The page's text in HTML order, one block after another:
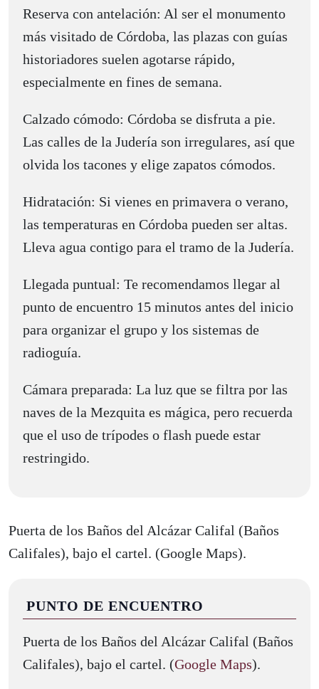
Reserva con antelación: Al ser el monumento
más visitado de Córdoba, las plazas con guías
historiadores suelen agotarse rápido,
especialmente en fines de semana.
Calzado cómodo: Córdoba se disfruta a pie.
Las calles de la Judería son irregulares, así que
olvida los tacones y elige zapatos cómodos.
Hidratación: Si vienes en primavera o verano,
las temperaturas en Córdoba pueden ser altas.
Lleva agua contigo para el tramo de la Judería.
Llegada puntual: Te recomendamos llegar al
punto de encuentro 15 minutos antes del inicio
para organizar el grupo y los sistemas de
radioguía.
Cámara preparada: La luz que se filtra por las
naves de la Mezquita es mágica, pero recuerda
que el uso de trípodes o flash puede estar
restringido.
Puerta de los Baños del Alcázar Califal (Baños
Califales), bajo el cartel. (Google Maps).
PUNTO DE ENCUENTRO
Puerta de los Baños del Alcázar Califal (Baños
Califales), bajo el cartel. (Google Maps).